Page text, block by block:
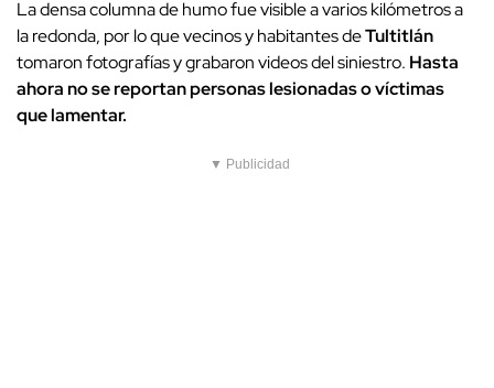
La densa columna de humo fue visible a varios kilómetros a
la redonda, por lo que vecinos y habitantes deTultitlán
tomaron fotografías y grabaron videos del siniestro. Hasta
ahora no se reportan personas lesionadas o víctimas
que lamentar.
▼ Publicidad